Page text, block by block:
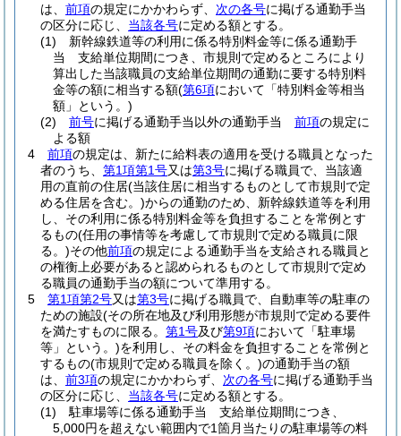
は、 前項の規定にかかわらず、 次の各号に掲げる通勤手当
の区分に応じ、 当該各号に定める額とする。
(1)
新幹線鉄道等の利用に係る特別料金等に係る通勤手
当 支給単位期間につき、市規則で定めるところにより
算出した当該職員の支給単位期間の通勤に要する特別料
金等の額に相当する額(第6項において「特別料金等相当
額」という。)
(2)
前号に掲げる通勤手当以外の通勤手当 前項の規定に
よる額
4
前項の規定は、新たに給料表の適用を受ける職員となった
者のうち、 第1項第1号又は第3号に掲げる職員で、当該適
用の直前の住居(当該住居に相当するものとして市規則で定
める住居を含む。)からの通勤のため、新幹線鉄道等を利用
し、その利用に係る特別料金等を負担することを常例とす
るもの(任用の事情等を考慮して市規則で定める職員に限
る。)その他前項の規定による通勤手当を支給される職員と
の権衡上必要があると認められるものとして市規則で定め
る職員の通勤手当の額について準用する。
5
第1項第2号又は第3号に掲げる職員で、自動車等の駐車の
ための施設(その所在地及び利用形態が市規則で定める要件
を満たすものに限る。 第1号及び第9項において「駐車場
等」という。)を利用し、その料金を負担することを常例と
するもの(市規則で定める職員を除く。)の通勤手当の額
は、 前3項の規定にかかわらず、 次の各号に掲げる通勤手当
の区分に応じ、 当該各号に定める額とする。
(1)
駐車場等に係る通勤手当 支給単位期間につき、
5,000円を超えない範囲内で1箇月当たりの駐車場等の料